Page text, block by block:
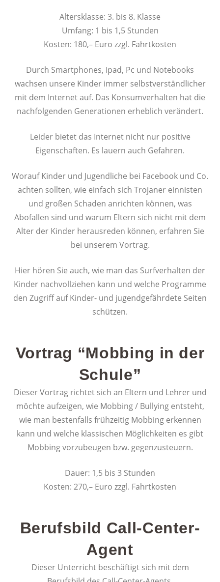
Altersklasse: 3. bis 8. Klasse
Umfang: 1 bis 1,5 Stunden
Kosten: 180,– Euro zzgl. Fahrtkosten
Durch Smartphones, Ipad, Pc und Notebooks
wachsen unsere Kinder immer selbstverständlicher
mit dem Internet auf. Das Konsumverhalten hat die
nachfolgenden Generationen erheblich verändert.
Leider bietet das Internet nicht nur positive
Eigenschaften. Es lauern auch Gefahren.
Worauf Kinder und Jugendliche bei Facebook und Co.
achten sollten, wie einfach sich Trojaner einnisten
und großen Schaden anrichten können, was
Abofallen sind und warum Eltern sich nicht mit dem
Alter der Kinder herausreden können, erfahren Sie
bei unserem Vortrag.
Hier hören Sie auch, wie man das Surfverhalten der
Kinder nachvollziehen kann und welche Programme
den Zugriff auf Kinder- und jugendgefährdete Seiten
schützen.
Vortrag “Mobbing in der
Schule”
Dieser Vortrag richtet sich an Eltern und Lehrer und
möchte aufzeigen, wie Mobbing / Bullying entsteht,
wie man bestenfalls frühzeitig Mobbing erkennen
kann und welche klassischen Möglichkeiten es gibt
Mobbing vorzubeugen bzw. gegenzusteuern.
Dauer: 1,5 bis 3 Stunden
Kosten: 270,– Euro zzgl. Fahrtkosten
Berufsbild Call-Center-
Agent
Dieser Unterricht beschäftigt sich mit dem